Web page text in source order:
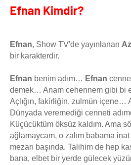
Efnan Kimdir?
Efnan, Show TV'de yayınlanan
bir karakterdir.
Efnan benim adım… Efnan
demek… Anam cehennem gibi bi
Açlığın, fakirliğin, zulmün içene…
Dünyada veremediği cenneti
Küçücüktüm öksüz kaldım. Ama
ağlamaycam, o zalım babama
mezarı başında. Talihim de hep
bana, elbet bir yerde gülecek